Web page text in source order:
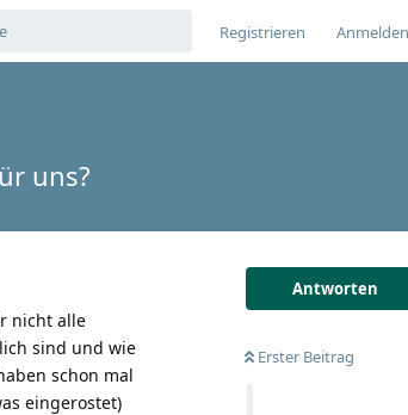
Registrieren Anmelden
uns?
Antworten
Erster Beitrag
nicht alle
sind und wie
schon mal
eingerostet)